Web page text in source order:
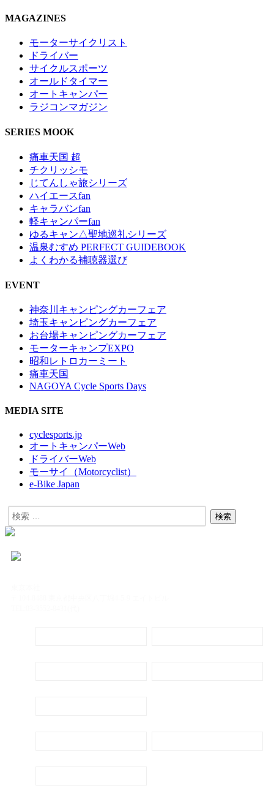
MAGAZINES
モーターサイクリスト
ドライバー
サイクルスポーツ
オールドタイマー
オートキャンパー
ラジコンマガジン
SERIES MOOK
痛車天国 超
チクリッシモ
じてんしゃ旅シリーズ
ハイエースfan
キャラバンfan
軽キャンパーfan
ゆるキャン△聖地巡礼シリーズ
温泉むすめ PERFECT GUIDEBOOK
よくわかる補聴器選び
EVENT
神奈川キャンピングカーフェア
埼玉キャンピングカーフェア
お台場キャンピングカーフェア
モーターキャンプEXPO
昭和レトロカーミート
痛車天国
NAGOYA Cycle Sports Days
MEDIA SITE
cyclesports.jp
オートキャンパーWeb
ドライバーWeb
モーサイ（Motorcyclist）
e-Bike Japan